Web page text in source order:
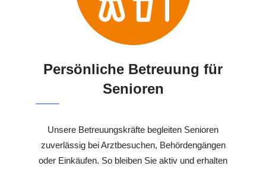
Persönliche Betreuung für
Senioren
Unsere Betreuungskräfte begleiten Senioren
zuverlässig bei Arztbesuchen, Behördengängen
oder Einkäufen. So bleiben Sie aktiv und erhalten